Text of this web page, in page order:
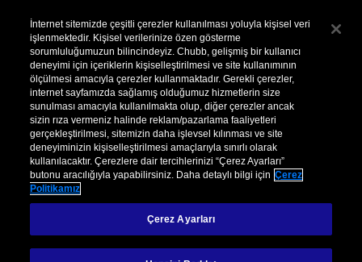
Caner Kızılcık
İnternet sitemizde çeşitli çerezler kullanılması yoluyla kişisel veri
işlenmektedir. Kişisel verilerinize özen gösterme
sorumluluğumuzun bilincindeyiz. Chubb, gelişmiş bir kullanıcı
deneyimi için içeriklerin kişiselleştirilmesi ve site kullanımının
ölçülmesi amacıyla çerezler kullanmaktadır. Gerekli çerezler,
internet sayfamızda sağlamış olduğumuz hizmetlerin size
sunulması amacıyla kullanılmakta olup, diğer çerezler ancak
sizin rıza vermeniz halinde reklam/pazarlama faaliyetleri
gerçekleştirilmesi, sitemizin daha işlevsel kılınması ve site
deneyiminizin kişiselleştirilmesi amaçlarıyla sınırlı olarak
kullanılacaktır. Çerezlere dair tercihlerinizi “Çerez Ayarları”
butonu aracılığıyla yapabilirsiniz. Daha detaylı bilgi için Çerez
Politikamız
Çerez Ayarları